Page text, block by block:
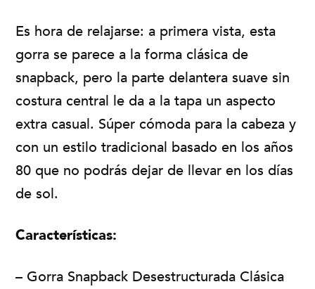
Es hora de relajarse: a primera vista, esta
gorra se parece a la forma clásica de
snapback, pero la parte delantera suave sin
costura central le da a la tapa un aspecto
extra casual. Súper cómoda para la cabeza y
con un estilo tradicional basado en los años
80 que no podrás dejar de llevar en los días
de sol.
Características:
– Gorra Snapback Desestructurada Clásica